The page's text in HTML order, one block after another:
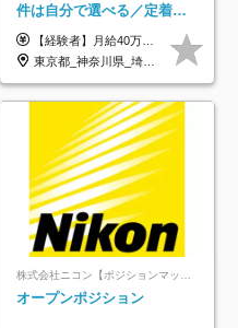
件は自分で選べる／定着率
93%／20～30代活躍中！
【経験者】月給40万円～120万円(固定残業代含む)+各種手当 ★前職給与の総収入額を100％保証｜還元率84％〜100％ ★20代の平均年収570万円 ※月給には、みなし残業手当(月30時間／5万8000円以上)を含みます 超過分は別途追加支給 ※固定残業代は、時間外労働の有無に関わらず30時間分を、月5万8000円~15万7000円支給 ※上記を超える時間外労働分は追加で支給 【未経験者】月給21万円以上＋各種手当 固定残業なし(残業代発生分全額支給) ※6ヶ月の試用期間あり（※条件に変動なし） ▼単価連動性×還元率は84％～100％で収入の大幅UPが可能！ ・案件単価が月50万円の場合：年収417万円 ・案件単価が月70万円の場合：年収584万円 ・案件単価が月100万円の場合：年収834万円 ＜モデル年収＞ ▼400万円～500万円(入社初年度) ▼542万円～626万円(入社2年) ▼667万円～700万円(入社3年） ▼709万円～801万円(入社5年）
東京都_神奈川県_埼玉県_千葉県_大阪府_愛知県_北海道_青森県_岩手県_宮城県_秋田県_山形県_福島県_茨城県_栃木県_群馬県_新潟県_山梨県_長野県_富山県_石川県_福井県_静岡県_岐阜県_三重県_兵庫県_京都府_滋賀県_奈良県_和歌山県_広島県_岡山県_鳥取県_島根県_山口県_徳島県_香川県_愛媛県_高知県_福岡県_熊本県_佐賀県_長崎県_大分県_宮崎県_鹿児島県_沖縄県
オープンポジション